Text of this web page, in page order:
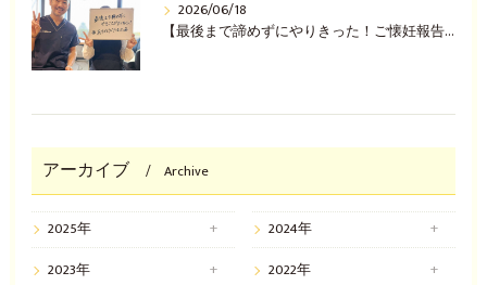
2026/06/18
【最後まで諦めずにやりきった！ご懐妊報告(^^♪】
アーカイブ Archive
2025年
2024年
2023年
2022年